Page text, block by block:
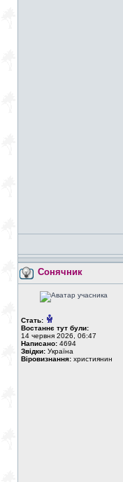
Сонячник
Стать:
Востаннє тут були:
14 червня 2026, 06:47
Написано: 4694
Звідки: Україна
Віровизнання: християнин